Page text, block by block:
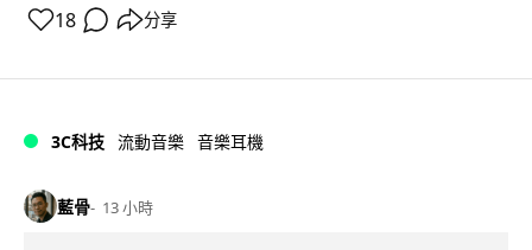
18 分享
3C科技 流動音樂 音樂耳機
藍骨 13 小時